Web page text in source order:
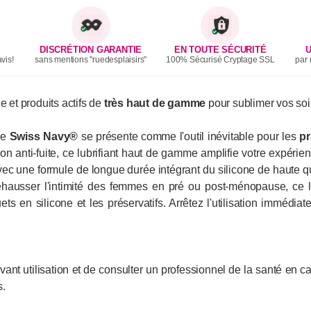
DISCRÉTION GARANTIE
sans mentions "ruedesplaisirs"
EN TOUTE SÉCURITÉ
100% Sécurisé Cryptage SSL par
et produits actifs de très haut de gamme pour sublimer vos
Swiss Navy® se présente comme l'outil inévitable pour les
anti-fuite, ce lubrifiant haut de gamme amplifie votre
une formule de longue durée intégrant du silicone de haute
l'intimité des femmes en pré ou post-ménopause,
en silicone et les préservatifs. Arrêtez l'utilisation
utilisation et de consulter un professionnel de la santé en